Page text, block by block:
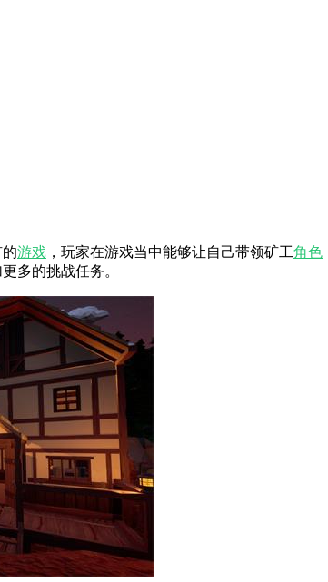
游戏 ，玩家在游戏当中能够让自己带领矿工角色
多的挑战任务。